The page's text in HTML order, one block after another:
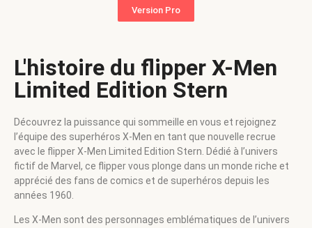
Version Pro
L'histoire du flipper X-Men
Limited Edition Stern
Découvrez la puissance qui sommeille en vous et rejoignez
l’équipe des superhéros X-Men en tant que nouvelle recrue
avec le flipper X-Men Limited Edition Stern. Dédié à l’univers
fictif de Marvel, ce flipper vous plonge dans un monde riche et
apprécié des fans de comics et de superhéros depuis les
années 1960.
Les X-Men sont des personnages emblématiques de l’univers